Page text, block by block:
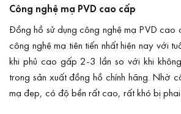
Công nghệ mạ PVD cao cấp
Đồng hồ sử dụng công nghệ mạ PVD
công nghệ mạ tiên tiến nhất hiện nay với
khi phủ cao gấp 2-3 lần so với khi
trong sản xuất đồng hồ chính hãng. Nhờ
mạ đẹp, có độ bền rất cao, rất khó bị phai